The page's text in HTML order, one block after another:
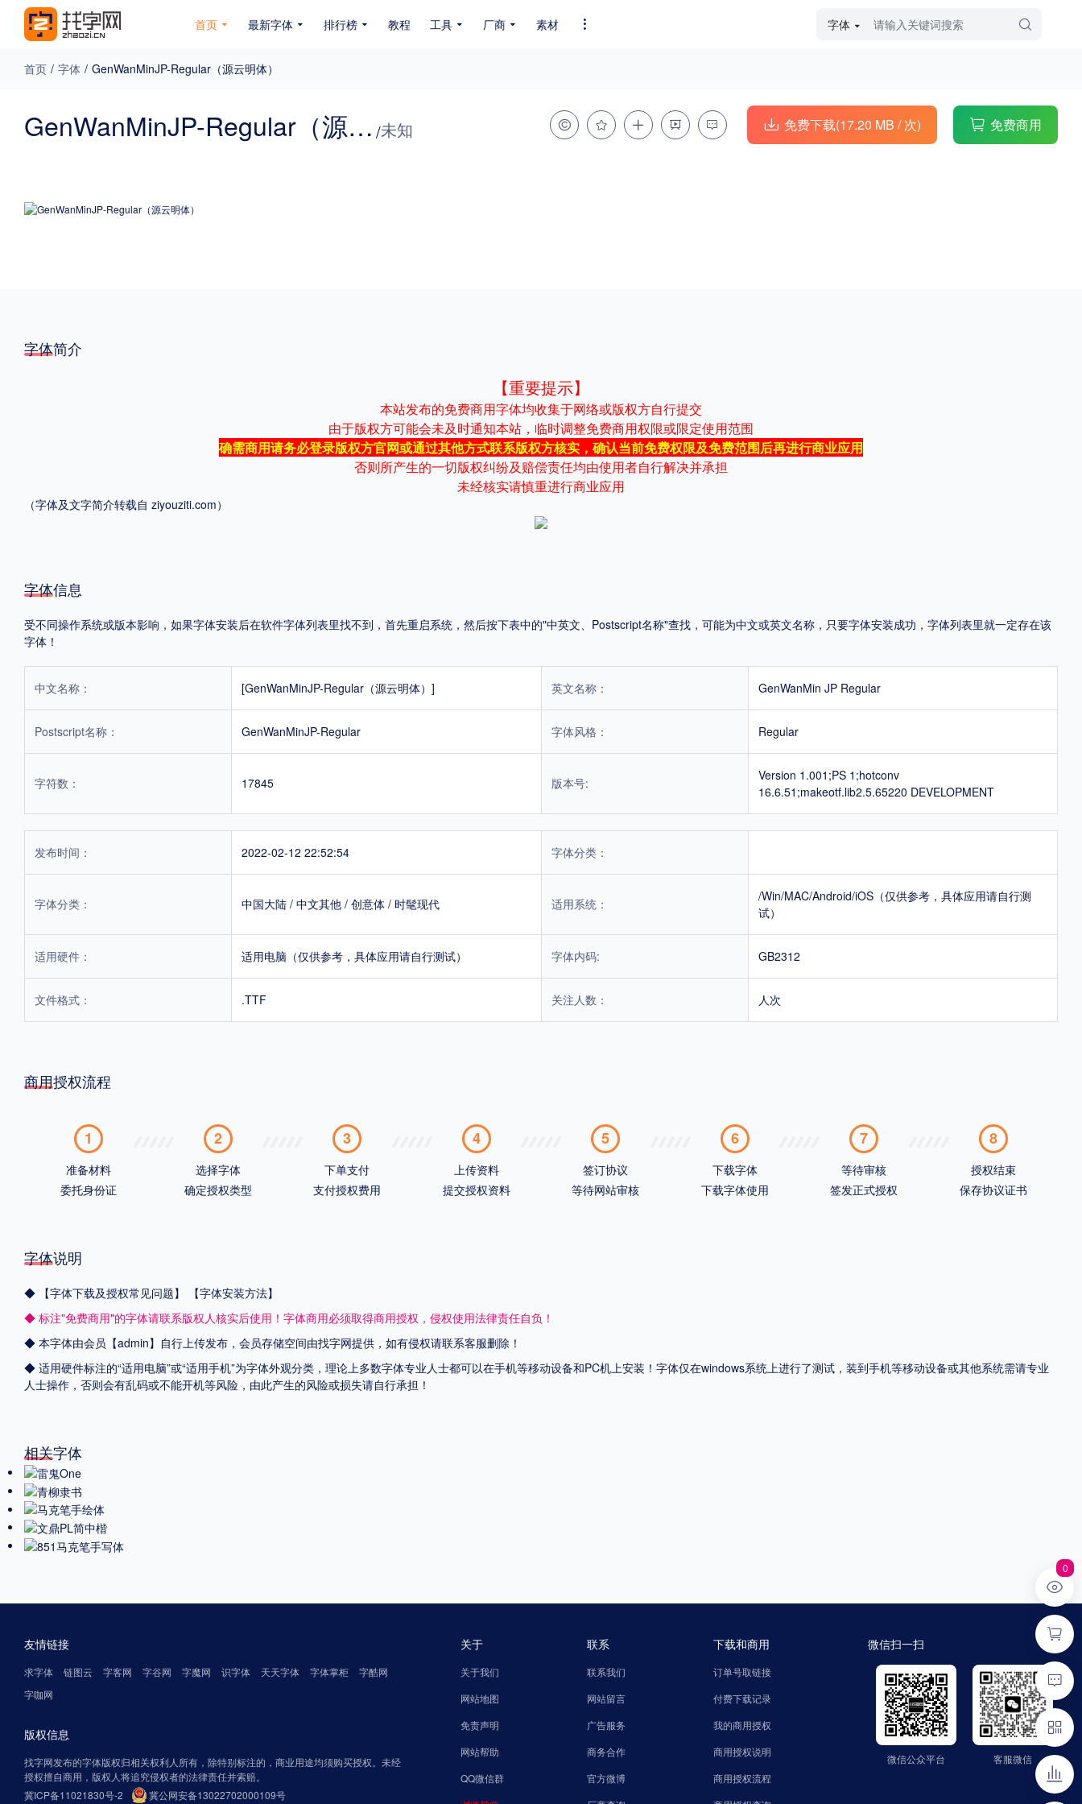
首页 最新字体
免费下载 收费下载 免费商用 无下载 GB2312 BIG5 SHIFT-JIS 硬笔手写 毛笔飞白 粉笔勾绘 个性书体
适用电脑 适用手机 中国大陆
排行榜 教程 工具 厂商 素材 字体
首页 / 字体 / GenWanMinJP-Regular（源云明体）
GenWanMinJP-Regular（源云明体） /未知 免费下载(17.20 MB /次) 免费商用
字体简介
【重要提示】
本站发布的免费商用字体均收集于网络或版权方自行提交
由于版权方可能会未及时通知本站，临时调整免费商用权限或限定使用范围
确需商用请务必登录版权方官网或通过其他方式联系版权方核实，确认当前免费权限及免费范围后再进行商业应用
否则所产生的一切版权纠纷及赔偿责任均由使用者自行解决并承担
未经核实请慎重进行商业应用
（字体及文字简介转载自 ziyouziti.com）
字体信息
受不同操作系统或版本影响，如果字体安装后在软件字体列表里找不到，首先重启系统，然后按下表中的"中英文、Postscript名称"查找，可能为中文或英文名称，只要字体安装成功，字体列表里就一定存在该
字体！
中文名称： [GenWanMinJP-Regular（源云明体）] 英文名称： GenWanMin JP Regular
Postscript名称： GenWanMinJP-Regular 字体风格： Regular
字符数： 17845 版本号:
Version 1.001;PS 1;hotconv
16.6.51;makeotf.lib2.5.65220 DEVELOPMENT
发布时间： 2022-02-12 22:52:54 字体分类：
字体分类： 中国大陆 / 中文其他 / 创意体 / 时髦现代 适用系统：
/Win/MAC/Android/iOS（仅供参考，具体应用请自行测
试）
适用硬件： 适用电脑（仅供参考，具体应用请自行测试） 字体内码: GB2312
文件格式： .TTF 关注人数： 人次
商用授权流程
1
准备材料
委托身份证
2
选择字体
确定授权类型
3
下单支付
支付授权费用
4
上传资料
提交授权资料
5
签订协议
等待网站审核
6
下载字体
下载字体使用
7
等待审核
签发正式授权
8
授权结束
保存协议证书
字体说明
◆ 【字体下载及授权常见问题】
【字体安装方法】
◆ 标注"免费商用"的字体请联系版权人核实后使用！字体商用必须取得商用授权，侵权使用法律责任自负！
◆ 本字体由会员【admin】自行上传发布，会员存储空间由找字网提供，如有侵权请联系客服删除！
◆ 适用硬件标注的“适用电脑”或“适用手机”为字体外观分类，理论上多数字体专业人士都可以在手机等移动设备和PC机上安装！字体仅在windows系统上进行了测试，装到手机等移动设备或其他系统需请专业
人士操作，否则会有乱码或不能开机等风险，由此产生的风险或损失请自行承担！
相关字体
友情链接
求字体 链图云 字客网 字谷网 字魔网 识字体 天天字体 字体掌柜
字酷网
字咖网
版权信息
找字网发布的字体版权归相关权利人所有，除特别标注的，商业用途均须购买授权。未经
授权擅自商用，版权人将追究侵权者的法律责任并索赔。
冀ICP备11021830号-2
冀公网安备13022702000109号
关于
关于我们
网站地图
免责声明
网站帮助
QQ微信群
联系
联系我们
网站留言
广告服务
商务合作
官方微博
下载和商用
订单号取链接
付费下载记录
我的商用授权
商用授权说明
商用授权流程
微信扫一扫
微信公众平台 客服微信
0
微信公众平台
公众号：zhaozinet
客服微信
微信号：FindText